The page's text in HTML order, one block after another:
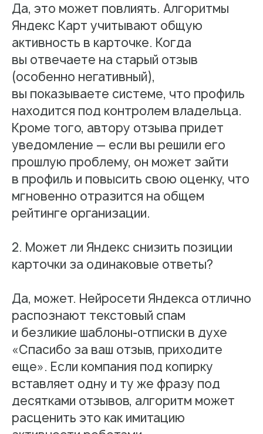
Да, это может повлиять. Алгоритмы
Яндекс Карт учитывают общую
активность в карточке. Когда
вы отвечаете на старый отзыв
(особенно негативный),
вы показываете системе, что профиль
находится под контролем владельца.
Кроме того, автору отзыва придет
уведомление — если вы решили его
прошлую проблему, он может зайти
в профиль и повысить свою оценку, что
мгновенно отразится на общем
рейтинге организации.
2. Может ли Яндекс снизить позиции
карточки за одинаковые ответы?
Да, может. Нейросети Яндекса отлично
распознают текстовый спам
и безликие шаблоны-отписки в духе
«Спасибо за ваш отзыв, приходите
еще». Если компания под копирку
вставляет одну и ту же фразу под
десятками отзывов, алгоритм может
расценить это как имитацию
Работа с данными
Контроль изменения данных
Фантомы для поиска дубликатов